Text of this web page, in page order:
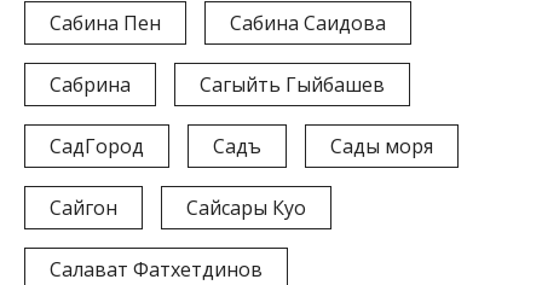
Сабина Пен Сабина Саидова
Сабрина Сагыйть Гыйбашев
СадГород Садъ Сады моря
Сайгон Сайсары Куо
Салават Фатхетдинов